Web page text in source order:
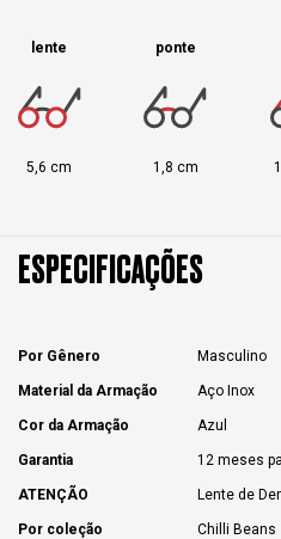
lente
5,6 cm
ponte
1,8 cm
ESPECIFICAÇÕES
Por Gênero Masculino
Material da Armação Aço Inox
Cor da Armação Azul
Garantia 12 meses
ATENÇÃO Lente de
Por coleção Chilli Beans